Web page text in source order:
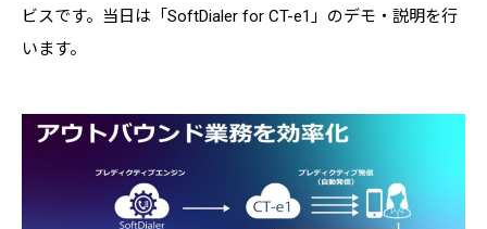
ビスです。当日は「SoftDialer for CT-e1」のデモ・説明を行
います。